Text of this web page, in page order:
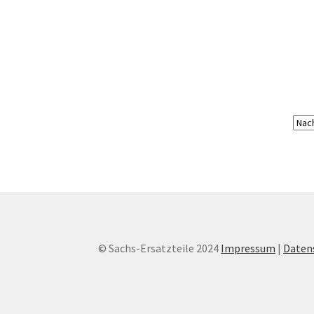
© Sachs-Ersatzteile 2024 Impressum |